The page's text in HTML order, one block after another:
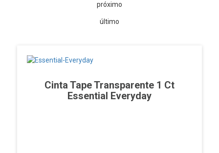
próximo
último
Cinta Tape Transparente 1 Ct
Essential Everyday